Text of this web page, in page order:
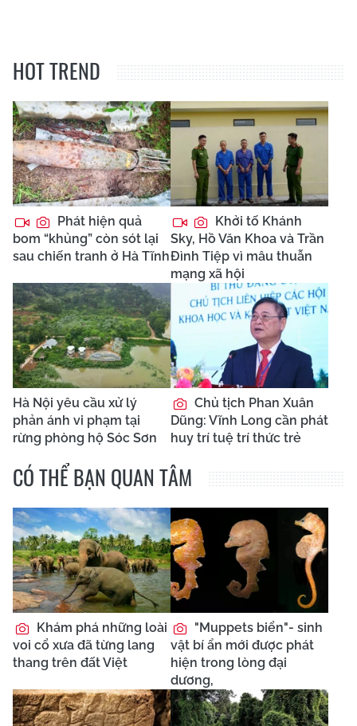
HOT TREND
Phát hiện quả
bom “khủng” còn sót lại
sau chiến tranh ở Hà Tĩnh
Khởi tố Khánh
Sky, Hồ Văn Khoa và Trần
Đình Tiệp vì mâu thuẫn
mạng xã hội
Hà Nội yêu cầu xử lý
phản ánh vi phạm tại
rừng phòng hộ Sóc Sơn
Chủ tịch Phan Xuân
Dũng: Vĩnh Long cần phát
huy trí tuệ trí thức trẻ
CÓ THỂ BẠN QUAN TÂM
Khám phá những loài
voi cổ xưa đã từng lang
thang trên đất Việt
"Muppets biển"- sinh
vật bí ẩn mới được phát
hiện trong lòng đại
dương,